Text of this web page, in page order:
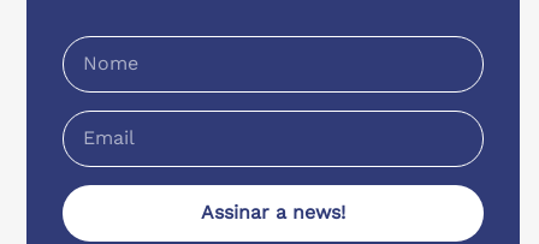
Assinar a news!